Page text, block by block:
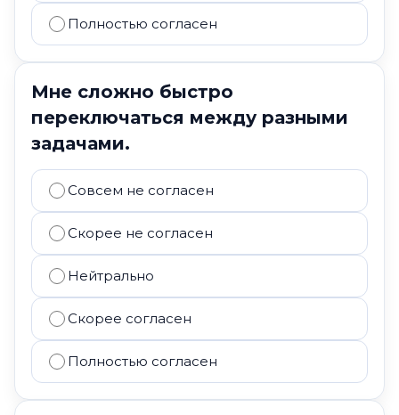
Полностью согласен
Мне сложно быстро
переключаться между разными
задачами.
Совсем не согласен
Скорее не согласен
Нейтрально
Скорее согласен
Полностью согласен